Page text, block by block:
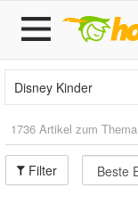
1736 Artikel zum Thema
Filter